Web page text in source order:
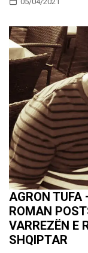
AGRON
ROMAN
VARREZËN E
SHQIPTAR